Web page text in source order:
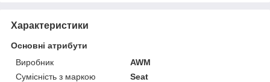
Характеристики
Основні атрибути
Виробник
AWM
Сумісність з маркою
Seat